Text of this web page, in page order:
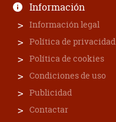
Información
Información legal
Política de privacidad
Política de cookies
Condiciones de uso
Publicidad
Contactar